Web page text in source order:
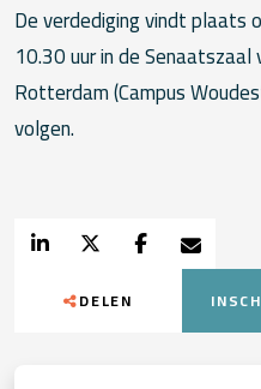
De verdediging vindt plaats
10.30 uur in de
Rotterdam (Campus
volgen.
DELEN